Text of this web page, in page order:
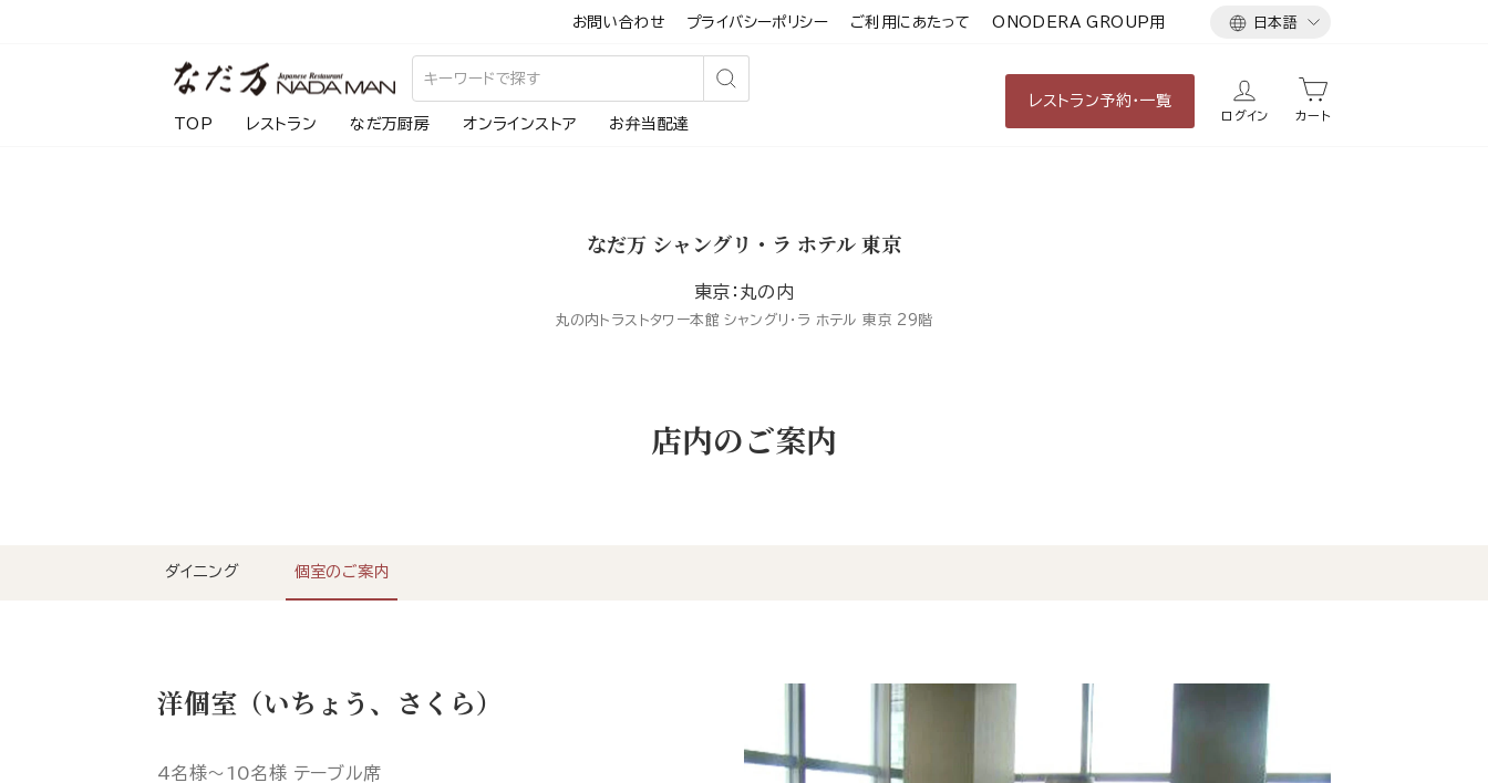
お問い合わせ プライバシーポリシー ご利用にあたって ONODERA GROUP用
言
日本語
検
TOP レストラン なだ万厨房 オンラインストア お弁当配達
レストラン予約・一覧
ログイン カート
なだ万 シャングリ・ラ ホテル 東京
東京：丸の内
丸の内トラストタワー本館 シャングリ・ラ ホテル 東京 29階
店内のご案内
ダイニング 個室のご案内
洋個室（いちょう、さくら）
4名様～10名様 テーブル席